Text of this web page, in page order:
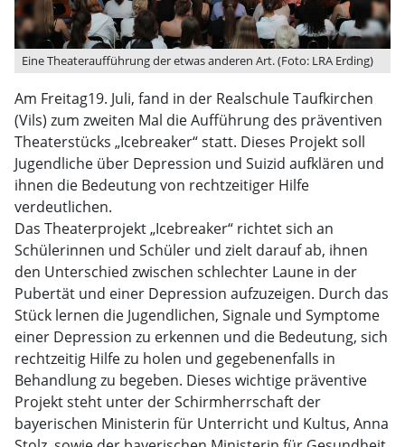
Eine Theateraufführung der etwas anderen Art. (Foto: LRA Erding)
Am Freitag19. Juli, fand in der Realschule Taufkirchen
(Vils) zum zweiten Mal die Aufführung des präventiven
Theaterstücks „Icebreaker“ statt. Dieses Projekt soll
Jugendliche über Depression und Suizid aufklären und
ihnen die Bedeutung von rechtzeitiger Hilfe
verdeutlichen.
Das Theaterprojekt „Icebreaker“ richtet sich an
Schülerinnen und Schüler und zielt darauf ab, ihnen
den Unterschied zwischen schlechter Laune in der
Pubertät und einer Depression aufzuzeigen. Durch das
Stück lernen die Jugendlichen, Signale und Symptome
einer Depression zu erkennen und die Bedeutung, sich
rechtzeitig Hilfe zu holen und gegebenenfalls in
Behandlung zu begeben. Dieses wichtige präventive
Projekt steht unter der Schirmherrschaft der
bayerischen Ministerin für Unterricht und Kultus, Anna